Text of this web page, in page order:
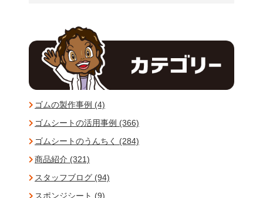
ゴムの製作事例 (4)
ゴムシートの活用事例 (366)
ゴムシートのうんちく (284)
商品紹介 (321)
スタッフブログ (94)
スポンジシート (9)